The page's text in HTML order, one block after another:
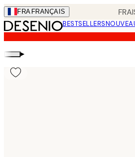
Skip
to
main
content.
FRA FRANÇAIS
BESTSELLERS
▸